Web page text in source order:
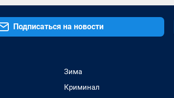
Подписаться на новости
Зима
Криминал